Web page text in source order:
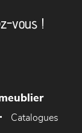
vous !
Catalogues